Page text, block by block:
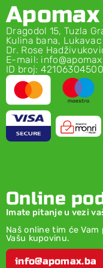
Dragodol 15, Tuzla
Kulina bana,
Dr. Rose
E-mail:
ID broj:
Online
Imate pitanje u vezi
Naš online tim će
Vašu kupovinu.
info@apomax.ba